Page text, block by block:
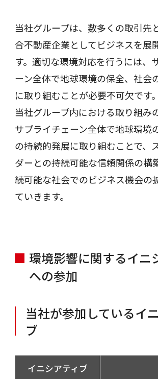
当社グループは、数多くの取引先
合不動産企業としてビジネスを展
す。適切な環境対応を行うには、
ーン全体で地球環境の保全、社会
に取り組むことが必要不可欠です。
当社グループ内における取り組み
サプライチェーン全体で地球環境
の持続的発展に取り組むことで、
ダーとの持続可能な信頼関係の構
続可能な社会でのビジネス機会の
ていきます。
環境影響に関するイニ
への参加
当社が参加しているイ
ブ
イニシアティブ